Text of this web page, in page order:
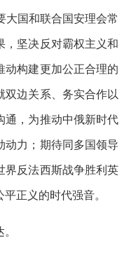
大国和联合国安理会常
，坚决反对霸权主义和
动构建更加公正合理的
双边关系、务实合作以
通，为推动中俄新时代
动力；期待同多国领导
界反法西斯战争胜利英
正义的时代强音。